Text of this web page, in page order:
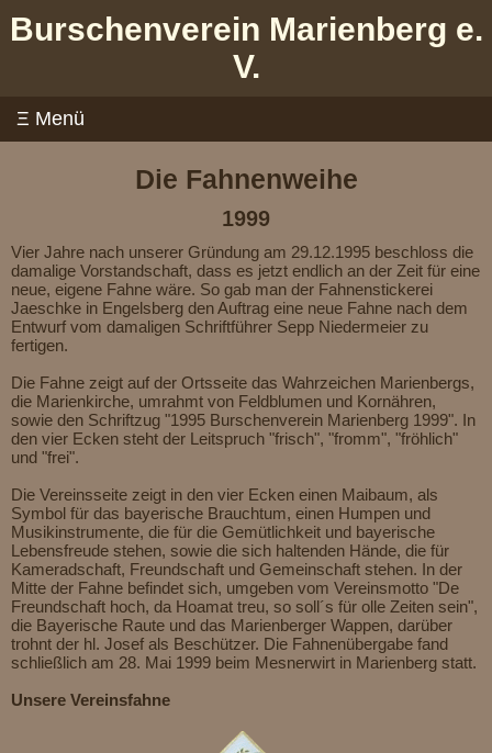
Burschenverein Marienberg e.
V.
Die Fahnenweihe
1999
Vier Jahre nach unserer Gründung am 29.12.1995 beschloss die
damalige Vorstandschaft, dass es jetzt endlich an der Zeit für eine
neue, eigene Fahne wäre. So gab man der Fahnenstickerei
Jaeschke in Engelsberg den Auftrag eine neue Fahne nach dem
Entwurf vom damaligen Schriftführer Sepp Niedermeier zu
fertigen.
Die Fahne zeigt auf der Ortsseite das Wahrzeichen Marienbergs,
die Marienkirche, umrahmt von Feldblumen und Kornähren,
sowie den Schriftzug "1995 Burschenverein Marienberg 1999". In
den vier Ecken steht der Leitspruch "frisch", "fromm", "fröhlich"
und "frei".
Die Vereinsseite zeigt in den vier Ecken einen Maibaum, als
Symbol für das bayerische Brauchtum, einen Humpen und
Musikinstrumente, die für die Gemütlichkeit und bayerische
Lebensfreude stehen, sowie die sich haltenden Hände, die für
Kameradschaft, Freundschaft und Gemeinschaft stehen. In der
Mitte der Fahne befindet sich, umgeben vom Vereinsmotto "De
Freundschaft hoch, da Hoamat treu, so soll´s für olle Zeiten sein",
die Bayerische Raute und das Marienberger Wappen, darüber
trohnt der hl. Josef als Beschützer. Die Fahnenübergabe fand
schließlich am 28. Mai 1999 beim Mesnerwirt in Marienberg statt.
Unsere Vereinsfahne